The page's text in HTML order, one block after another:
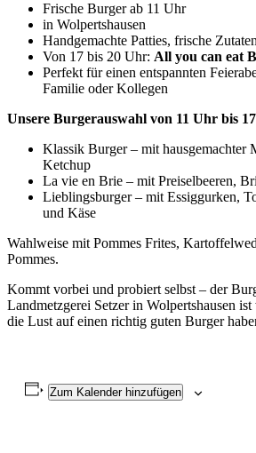
Frische Burger ab 11 Uhr
in Wolpertshausen
Handgemachte Patties, frische
Von 17 bis 20 Uhr: All you can eat
Perfekt für einen entspannten
Familie oder Kollegen
Unsere Burgerauswahl von 11 Uhr bis
Klassik Burger – mit hausgemachter
Ketchup
La vie en Brie – mit Preiselbeeren,
Lieblingsburger – mit Essiggurken,
und Käse
Wahlweise mit Pommes Frites,
Pommes.
Kommt vorbei und probiert selbst – der
Landmetzgerei Setzer in Wolpertshausen
die Lust auf einen richtig guten Burger
Zum Kalender hinzufügen